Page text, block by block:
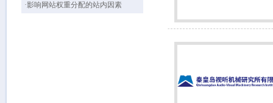
·影响网站权重分配的站内因素